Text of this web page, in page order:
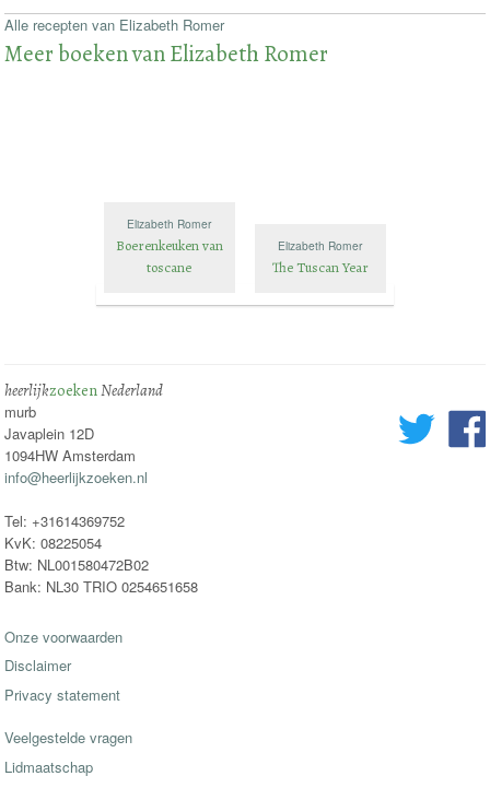
Alle recepten van Elizabeth Romer
Meer boeken van Elizabeth Romer
Elizabeth Romer
Boerenkeuken van
toscane
Elizabeth Romer
The Tuscan Year
heerlijkzoekenNederland
murb
Javaplein 12D
1094HW Amsterdam
info@heerlijkzoeken.nl
Tel: +31614369752
KvK: 08225054
Btw: NL001580472B02
Bank: NL30 TRIO 0254651658
Onze voorwaarden
Disclaimer
Privacy statement
Veelgestelde vragen
Lidmaatschap